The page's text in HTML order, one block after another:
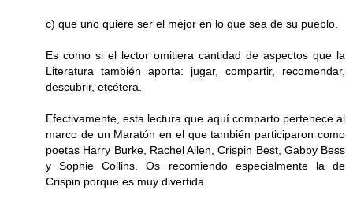
c) que uno quiere ser el mejor en lo que sea de su pueblo.
Es como si el lector omitiera cantidad de aspectos que la
Literatura también aporta: jugar, compartir, recomendar,
descubrir, etcétera.
Efectivamente, esta lectura que aquí comparto pertenece al
marco de un Maratón en el que también participaron como
poetas Harry Burke, Rachel Allen, Crispin Best, Gabby Bess
y Sophie Collins. Os recomiendo especialmente la de
Crispin porque es muy divertida.